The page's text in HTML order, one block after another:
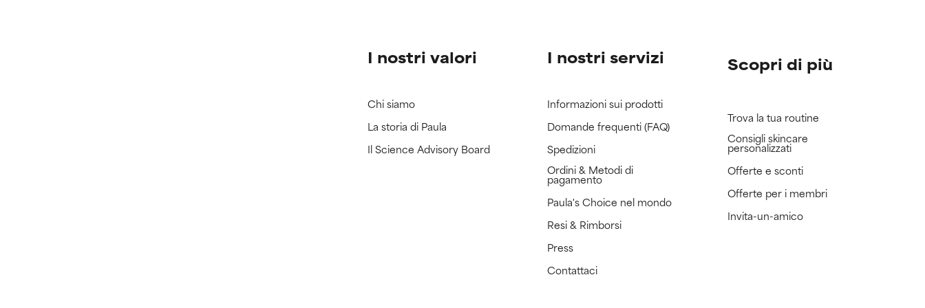
I nostri valori
Chi siamo
La storia di Paula
Il Science Advisory Board
I nostri servizi
Informazioni sui prodotti
Domande frequenti (FAQ)
Spedizioni
Ordini & Metodi di
pagamento
Paula's Choice nel mondo
Resi & Rimborsi
Press
Contattaci
Scopri di più
Trova la tua routine
Consigli skincare
personalizzati
Offerte e sconti
Offerte per i membri
Invita-un-amico